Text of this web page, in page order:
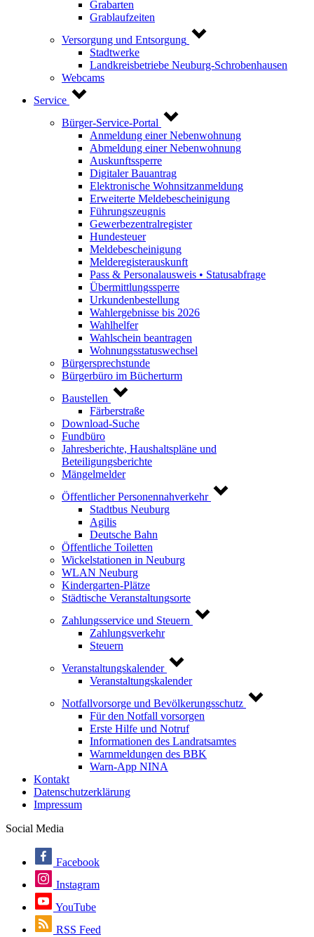
Grabarten
Grablaufzeiten
Versorgung und Entsorgung
Stadtwerke
Landkreisbetriebe Neuburg-Schrobenhausen
Webcams
Service
Bürger-Service-Portal
Anmeldung einer Nebenwohnung
Abmeldung einer Nebenwohnung
Auskunftssperre
Digitaler Bauantrag
Elektronische Wohnsitzanmeldung
Erweiterte Meldebescheinigung
Führungszeugnis
Gewerbezentralregister
Hundesteuer
Meldebescheinigung
Melderegisterauskunft
Pass & Personalausweis • Statusabfrage
Übermittlungssperre
Urkundenbestellung
Wahlergebnisse bis 2026
Wahlhelfer
Wahlschein beantragen
Wohnungsstatuswechsel
Bürgersprechstunde
Bürgerbüro im Bücherturm
Baustellen
Färberstraße
Download-Suche
Fundbüro
Jahresberichte, Haushaltspläne und
Beteiligungsberichte
Mängelmelder
Öffentlicher Personennahverkehr
Stadtbus Neuburg
Agilis
Deutsche Bahn
Öffentliche Toiletten
Wickelstationen in Neuburg
WLAN Neuburg
Kindergarten-Plätze
Städtische Veranstaltungsorte
Zahlungsservice und Steuern
Zahlungsverkehr
Steuern
Veranstaltungskalender
Veranstaltungskalender
Notfallvorsorge und Bevölkerungsschutz
Für den Notfall vorsorgen
Erste Hilfe und Notruf
Informationen des Landratsamtes
Warnmeldungen des BBK
Warn-App NINA
Kontakt
Datenschutzerklärung
Impressum
Social Media
Facebook
Instagram
YouTube
RSS Feed